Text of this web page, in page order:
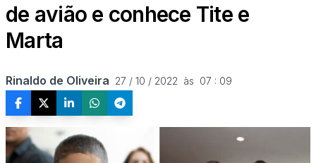
de avião e conhece Tite e
Marta
Rinaldo de Oliveira 27 / 10 / 2022  às  07 : 09